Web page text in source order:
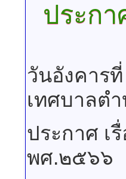
ประกา
วันอังคาร
เทศบาลต
ประกาศ เ
พศ.๒๕๖๖